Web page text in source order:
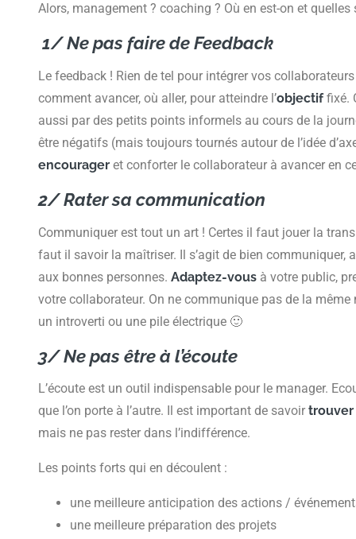
Alors, management ? coaching ? Où en est-on et
1/Ne pas faire deFeedback
Le feedback ! Rien de tel pour intégrer vos
comment avancer, où aller, pour atteindre l’objectiffixé.
aussi par des petits points informels au cours de la
être négatifs (mais toujours tournés autour de l’idée
encourager et conforter le collaborateur à avancer en
2/ Rater sa communication
Communiquer est tout un art ! Certes il faut jouer la
faut il savoir la maîtriser. Il s’agit de bien communiquer,
aux bonnes personnes.Adaptez-vous à votre public,
votre collaborateur. On ne communique pas de la même
un introverti ou une pile électrique 🙂
3/ Ne pas être à l’écoute
L’écoute est un outil indispensable pour le manager.
que l’on porte à l’autre. Il est important de savoirtrouver
mais ne pas rester dans l’indifférence.
Les points forts qui en découlent :
une meilleure anticipation des actions /
une meilleure préparation des projets